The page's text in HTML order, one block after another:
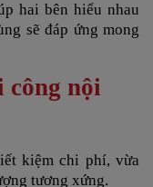
hai bên hiểu nhau
sẽ đáp ứng mong
công nội
kiệm chi phí, vừa
tương xứng.